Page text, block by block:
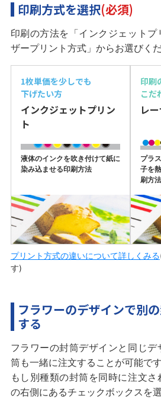
印刷方式を選択(必須)
印刷の方法を「インクジェット
ザープリント方式」からお選びくだ
1枚単価を少しでも
下げたい方
インクジェットプリン
ト
液体のインクを吹き付けて紙に
染み込ませる印刷方法
印刷
こだ
レ
プラ
子を
刷方法
プリント方式の違いについて詳しくみる
す)
フラワーのデザインで別
する
フラワーの封筒デザインと同じ
筒も一緒に注文することが可能です
もし別種類の封筒を同時に注文
の右側にあるチェックボックスを